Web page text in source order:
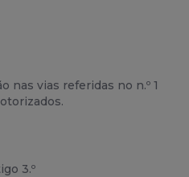
nas vias referidas no n.º 1
3.º